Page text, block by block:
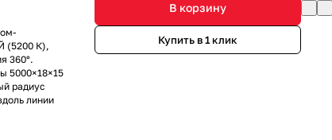
(5200 К),
360°.
5000×18×15
радиус
линии
В корзину
Купить в 1 клик